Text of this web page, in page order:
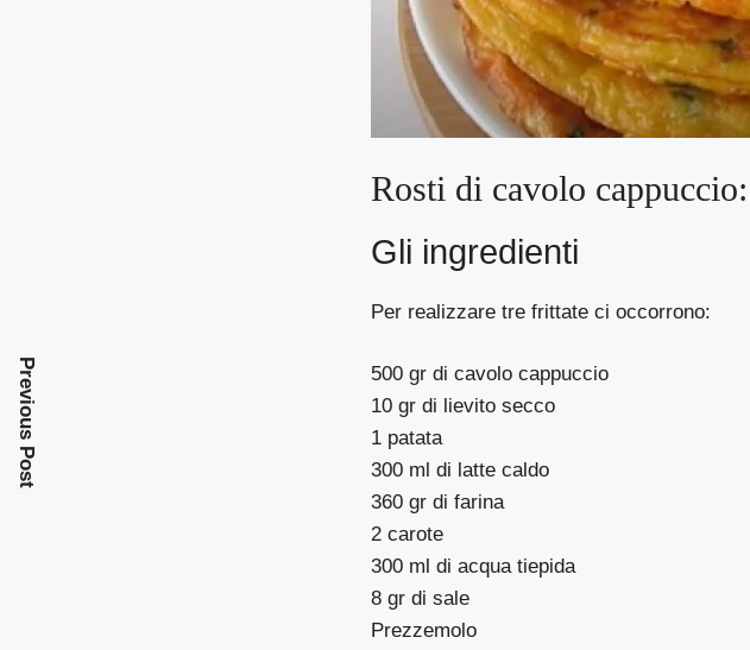
Rosti di cavolo
Gli ingredienti
Per realizzare tre frittate ci occorrono:
500 gr di cavolo cappuccio
10 gr di lievito secco
1 patata
300 ml di latte caldo
360 gr di farina
2 carote
300 ml di acqua tiepida
8 gr di sale
Prezzemolo
Previous Post